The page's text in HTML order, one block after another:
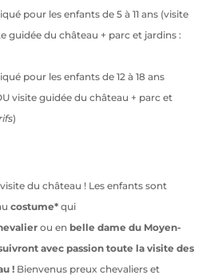
pour les enfants de 5 à 11 ans (visite
guidée du château + parc et jardins :
pour les enfants de 12 à 18 ans
visite guidée du château + parc et
)
du château ! Les enfants sont
costume* qui
ou en belle dame du Moyen-
avec passion toute la visite des
! Bienvenus preux chevaliers et